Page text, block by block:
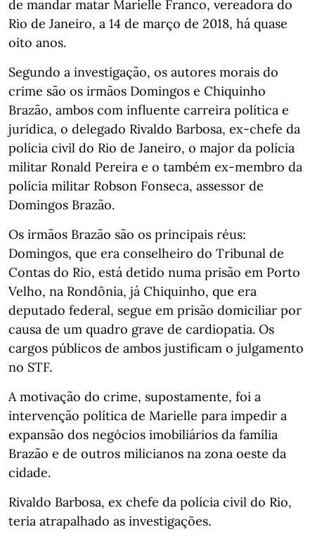
de mandar matar Marielle Franco, vereadora do
Rio de Janeiro, a 14 de março de 2018, há quase
oito anos.
Segundo a investigação, os autores morais do
crime são os irmãos Domingos e Chiquinho
Brazão, ambos com influente carreira política e
jurídica, o delegado Rivaldo Barbosa, ex-chefe da
polícia civil do Rio de Janeiro, o major da polícia
militar Ronald Pereira e o também ex-membro da
polícia militar Robson Fonseca, assessor de
Domingos Brazão.
Os irmãos Brazão são os principais réus:
Domingos, que era conselheiro do Tribunal de
Contas do Rio, está detido numa prisão em Porto
Velho, na Rondônia, já Chiquinho, que era
deputado federal, segue em prisão domiciliar por
causa de um quadro grave de cardiopatia. Os
cargos públicos de ambos justificam o julgamento
no STF.
A motivação do crime, supostamente, foi a
intervenção política de Marielle para impedir a
expansão dos negócios imobiliários da família
Brazão e de outros milicianos na zona oeste da
cidade.
Rivaldo Barbosa, ex chefe da polícia civil do Rio,
teria atrapalhado as investigações.